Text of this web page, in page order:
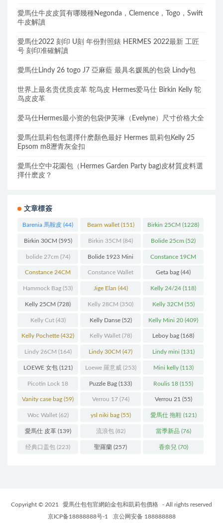
愛馬仕牛皮皮質有哪幾種Negonda，Clemence，Togo，Swift
牛皮解讀
愛馬仕2022 刻印 U刻 年份對照錶 HERMES 2022最新 工匠
号 刻印准確解讀
愛馬仕Lindy 26 togo J7 亞麻藍 最具名媛風的包袋 Lindy包
世界上最名贵优质皮革 鸵鸟皮 Hermes爱马仕 Birkin Kelly 鸵
鸟皮皮革
爱马仕Hermes最小资的包袋伊芙琳（Evelyne）尺寸价格大全
愛馬仕凱莉包包選擇什麽顏色最好 Hermes 凱莉包Kelly 25
Epsom m8瀝青灰金扣
愛馬仕空中花園包（Hermes Garden Party bag)皮材質皮料選
擇什麽皮？
文章標簽
Barenia 馬鞍皮 (44) Bearn wallet(151) Birkin 25CM (1228)
Birkin 30CM (595) Birkin 35CM (84) Bolide 25cm (52)
bolide 27cm (74) Bolide 1923 Mini
(93)
Constance 19CM
(571)
Constance 24CM
(216)
Constance Wallet
(60)
Geta bag (44)
Hammock Bag (53) Jige Elan (44) Kelly 24/24 (118)
Kelly 25CM (728) Kelly 28CM (350) Kelly 32CM (55)
Kelly Cut(43) Kelly Danse(52) Kelly Mini 20 (409)
Kelly Pochette (432) Kelly Wallet(78) Leboy bag (168)
Lindy 26CM (164) Lindy 30CM (47) Lindy mini (131)
LOEWE 女包(121) Loewe 羅意威(253) Mini kelly(113)
Picotin Lock 18
(202)
Puzzle Bag (133) Roulis 18 (155)
Vanity case bag (59) Verrou 17(74) Verrou 21 (55)
Woc Wallet(62) ysl niki bag(55) 愛馬仕 拖鞋(121)
愛馬仕 皮革(139) 流浪包(82) 當季新品 (76)
经典口盖包 (223) 聖羅蘭 (257) 香奈兒 (70)
Copyright © 2021 愛馬仕包包官網鉑金包和凱莉包價格
- All rights reserved
京ICP备18888888号-1
京公网安备 188888888